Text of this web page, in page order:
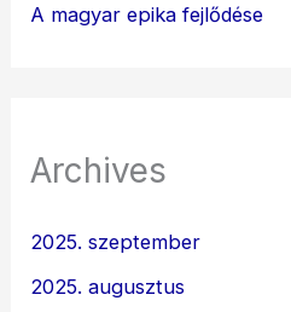
A magyar epika fejlődése
Archives
2025. szeptember
2025. augusztus